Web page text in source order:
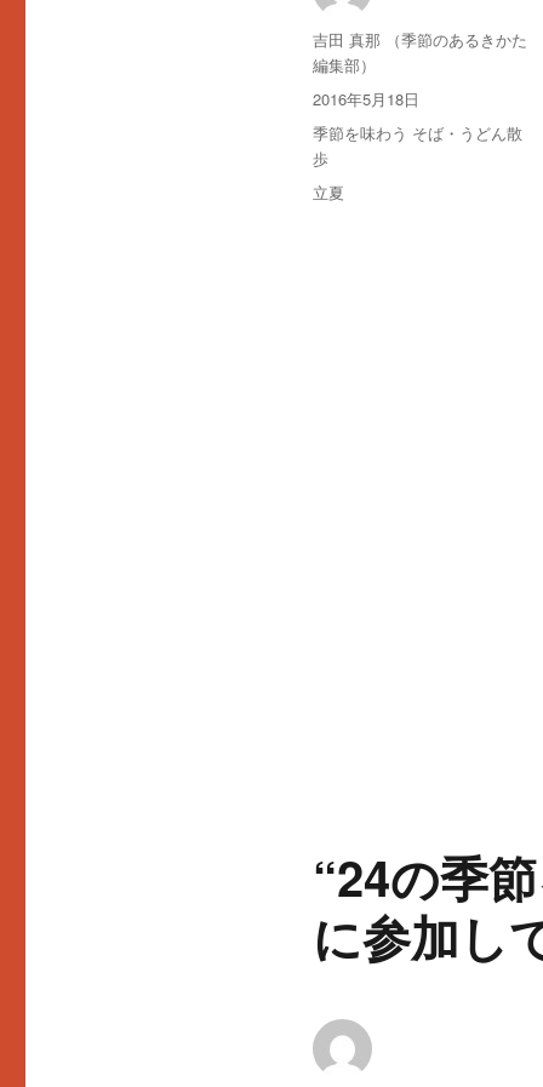
投
稿
者
吉田 真那 （季節のあるきかた
編集部）
投
稿
日:
2016年5月18日
カ
テ
ゴ
季節を味わう そば・うどん散
歩
タ
立夏
“24の季
に参加し